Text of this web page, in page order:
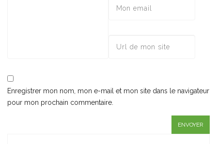
Enregistrer mon nom, mon e-mail et mon site dans le navigateur
pour mon prochain commentaire.